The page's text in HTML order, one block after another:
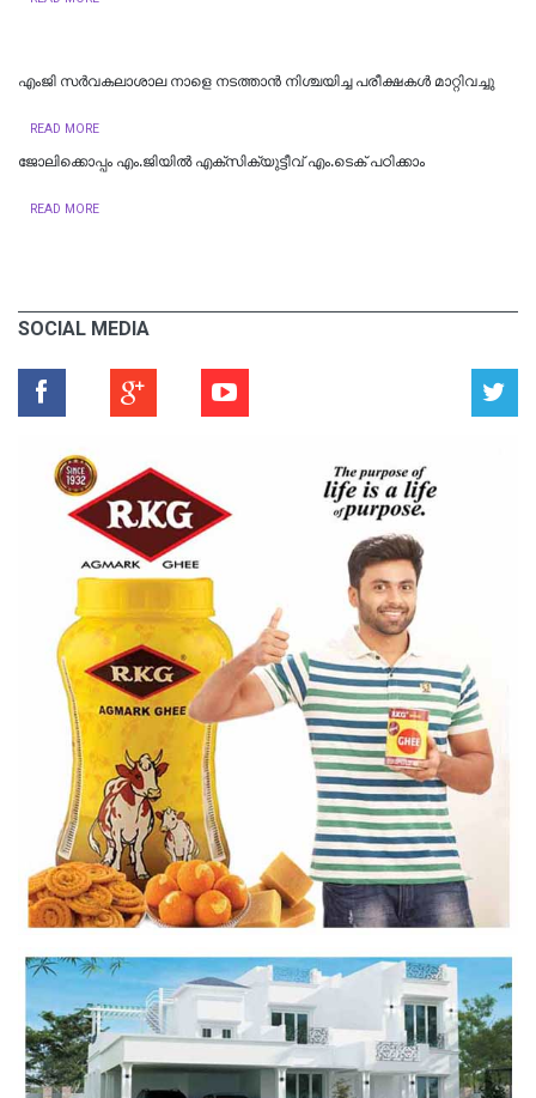
എംജി സർവകലാശാല നാളെ നടത്താൻ നിശ്ചയിച്ച പരീക്ഷകൾ മാറ്റിവച്ചു
READ MORE
ജോലിക്കൊപ്പം എം.ജിയില്‍ എക്സിക്യുട്ടീവ് എം.ടെക് പഠിക്കാം
READ MORE
SOCIAL MEDIA